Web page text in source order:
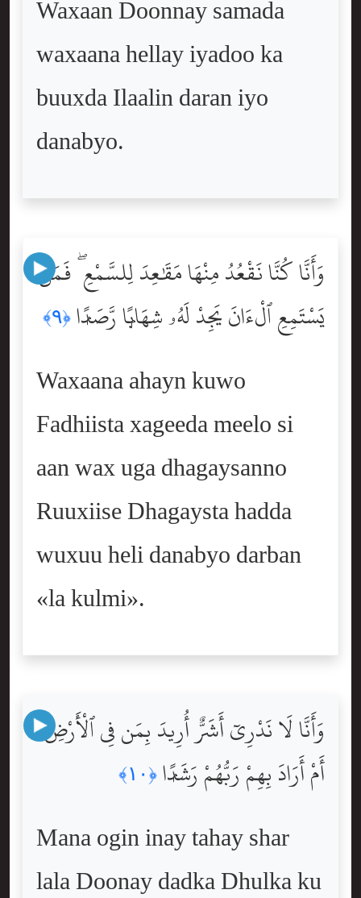
Waxaan Doonnay samada
waxaana hellay iyadoo ka
buuxda Ilaalin daran iyo
danabyo.
وَأَنَّا كُنَّا نَقْعُدُ مِنْهَا مَقَٰعِدَ لِلسَّمْعِ ۖ فَمَن
يَسْتَمِعِ ٱلْءَانَ يَجِدْ لَهُۥ شِهَابًۭا رَّصَدًۭا ﴿٩﴾
Waxaana ahayn kuwo
Fadhiista xageeda meelo si
aan wax uga dhagaysanno
Ruuxiise Dhagaysta hadda
wuxuu heli danabyo darban
«la kulmi».
وَأَنَّا لَا نَدْرِىٓ أَشَرٌّ أُرِيدَ بِمَن فِى ٱلْأَرْضِ
أَمْ أَرَادَ بِهِمْ رَبُّهُمْ رَشَدًۭا ﴿١٠﴾
Mana ogin inay tahay shar
lala Doonay dadka Dhulka ku